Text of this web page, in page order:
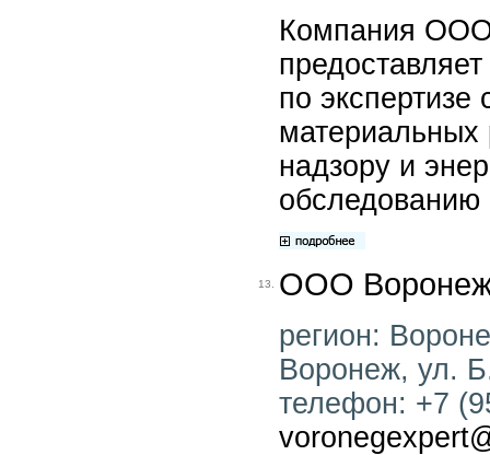
Компания ООО
по экспертизе
материальных
надзору и
13. ООО Воронеж
регион:
Воронеж, ул.
телефон: +7